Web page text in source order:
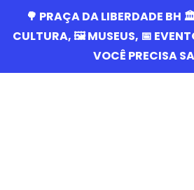
🌳 PRAÇA DA LIBERDADE BH
CULTURA, 🖼️ MUSEUS, 📅
VOCÊ PRECISA